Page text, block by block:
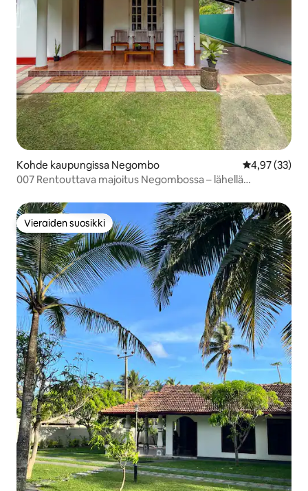
Kohde kaupungissa Negombo
4,97 (33)
007 Rentouttava majoitus Negombossa – lähellä
Vieraiden suosikki
Vieraiden suosikki